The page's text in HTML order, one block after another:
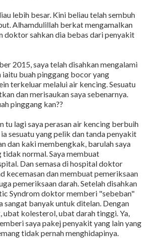
lebih besar. Kini beliau telah sembuh
Alhamdulillah berkat mengamalkan
doktor sahkan dia bebas dari penyakit
2015, saya telah disahkan mengalami
buah pinggang bocor yang
terkeluar melalui air kencing. Sesuatu
dan merisaukan saya sebenarnya.
pinggang kan??
tu lagi saya perasan air kencing berbuih
sesuatu yang pelik dan tanda penyakit
dan kaki membengkak, barulah saya
tidak normal. Saya membuat
Dan semasa di hospital doktor
kecemasan dan membuat pemeriksaan
pemeriksaan darah. Setelah disahkan
Syndrom doktor memberi "sebeban"
sangat banyak untuk ditelan. Dengan
kolesterol, ubat darah tinggi. Ya,
saya pakej penyakit yang lain yang
tidak pernah menghidapinya.